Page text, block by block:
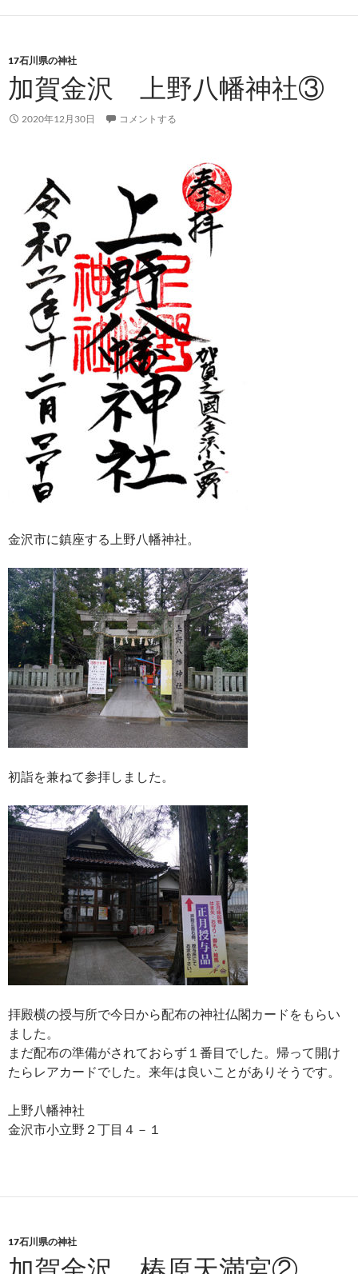
17石川県の神社
加賀金沢 上野八幡神社③
2020年12月30日 コメントする
金沢市に鎮座する上野八幡神社。
初詣を兼ねて参拝しました。
拝殿横の授与所で今日から配布の神社仏閣カードをもらい
ました。
まだ配布の準備がされておらず１番目でした。帰って開け
たらレアカードでした。来年は良いことがありそうです。
上野八幡神社
金沢市小立野２丁目４－１
17石川県の神社